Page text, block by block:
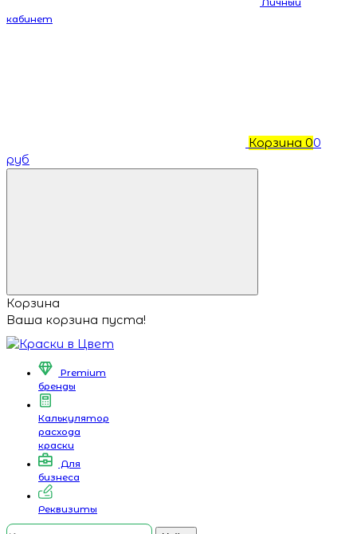
кабинет
Корзина 00
руб
Корзина
Ваша корзина пуста!
Premium
бренды
Калькулятор
расхода
краски
Для
бизнеса
Реквизиты